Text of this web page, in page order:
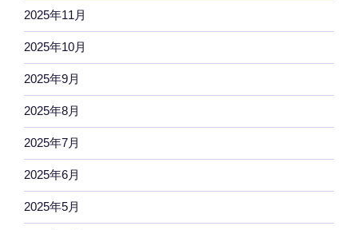
2025年11月
2025年10月
2025年9月
2025年8月
2025年7月
2025年6月
2025年5月